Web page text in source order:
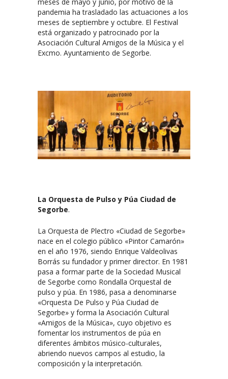
pandemia ha trasladado las actuaciones a los
meses de septiembre y octubre. El Festival
está organizado y patrocinado por la
Asociación Cultural Amigos de la Música y el
Excmo. Ayuntamiento de Segorbe.
La Orquesta de Pulso y Púa Ciudad de
Segorbe.
La Orquesta de Plectro «Ciudad de Segorbe»
nace en el colegio público «Pintor Camarón»
en el año 1976, siendo Enrique Valdeolivas
Borrás su fundador y primer director. En 1981
pasa a formar parte de la Sociedad Musical
de Segorbe como Rondalla Orquestal de
pulso y púa. En 1986, pasa a denominarse
«Orquesta De Pulso y Púa Ciudad de
Segorbe» y forma la Asociación Cultural
«Amigos de la Música», cuyo objetivo es
fomentar los instrumentos de púa en
diferentes ámbitos músico-culturales,
abriendo nuevos campos al estudio, la
composición y la interpretación.